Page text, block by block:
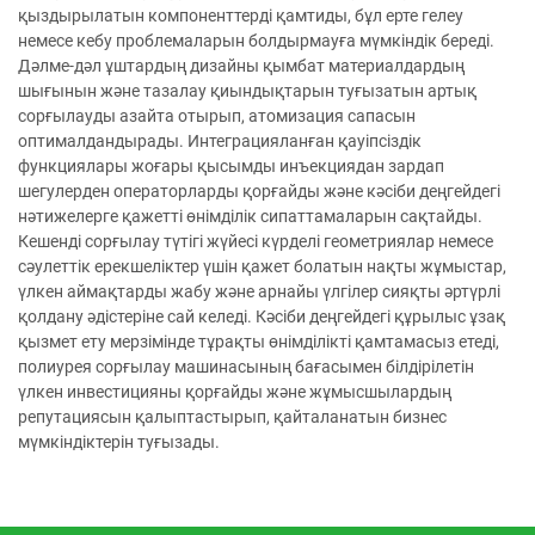
қыздырылатын компоненттерді қамтиды, бұл ерте гелеу
немесе кебу проблемаларын болдырмауға мүмкіндік береді.
Дәлме-дәл ұштардың дизайны қымбат материалдардың
шығынын және тазалау қиындықтарын туғызатын артық
сорғылауды азайта отырып, атомизация сапасын
оптималдандырады. Интеграцияланған қауіпсіздік
функциялары жоғары қысымды инъекциядан зардап
шегулерден операторларды қорғайды және кәсіби деңгейдегі
нәтижелерге қажетті өнімділік сипаттамаларын сақтайды.
Кешенді сорғылау түтігі жүйесі күрделі геометриялар немесе
сәулеттік ерекшеліктер үшін қажет болатын нақты жұмыстар,
үлкен аймақтарды жабу және арнайы үлгілер сияқты әртүрлі
қолдану әдістеріне сай келеді. Кәсіби деңгейдегі құрылыс ұзақ
қызмет ету мерзімінде тұрақты өнімділікті қамтамасыз етеді,
полиурея сорғылау машинасының бағасымен білдірілетін
үлкен инвестицияны қорғайды және жұмысшылардың
репутациясын қалыптастырып, қайталанатын бизнес
мүмкіндіктерін туғызады.